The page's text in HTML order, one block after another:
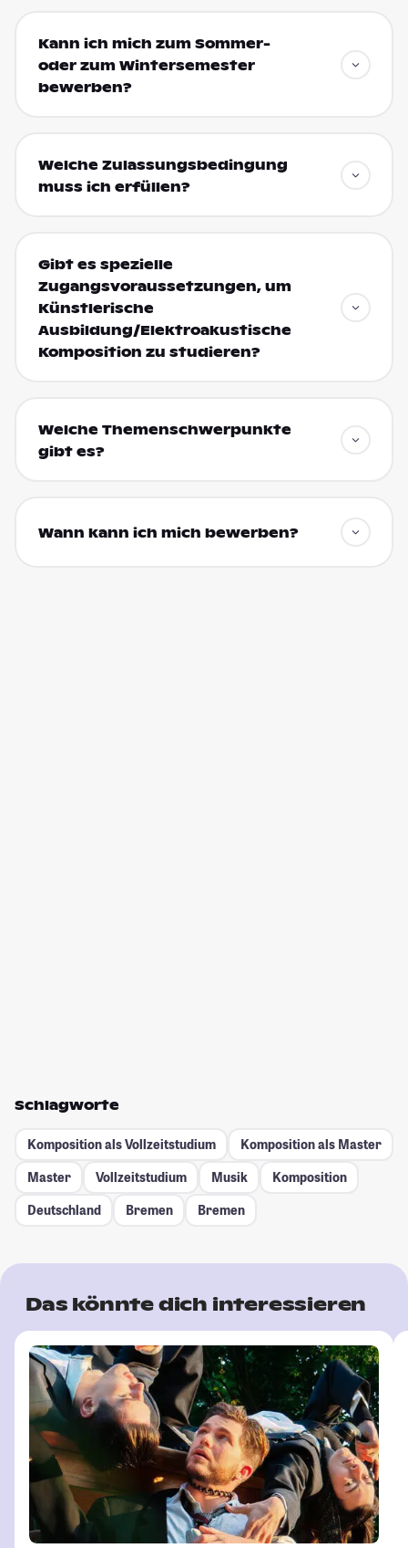
Kann ich mich zum Sommer-
oder zum Wintersemester
bewerben?
Welche Zulassungsbedingung
muss ich erfüllen?
Gibt es spezielle
Zugangsvoraussetzungen, um
Künstlerische
Ausbildung/Elektroakustische
Komposition zu studieren?
Welche Themenschwerpunkte
gibt es?
Wann kann ich mich bewerben?
Schlagworte
Komposition als Vollzeitstudium
Komposition als Master
Master
Vollzeitstudium Musik
Komposition
Deutschland
Bremen Bremen
Das könnte dich interessieren